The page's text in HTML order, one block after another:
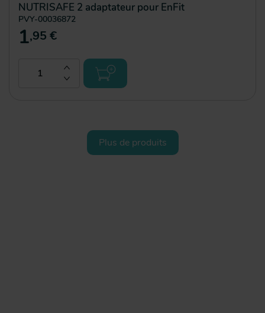
NUTRISAFE 2 adaptateur pour EnFit
PVY-00036872
1,95 €
Plus de produits